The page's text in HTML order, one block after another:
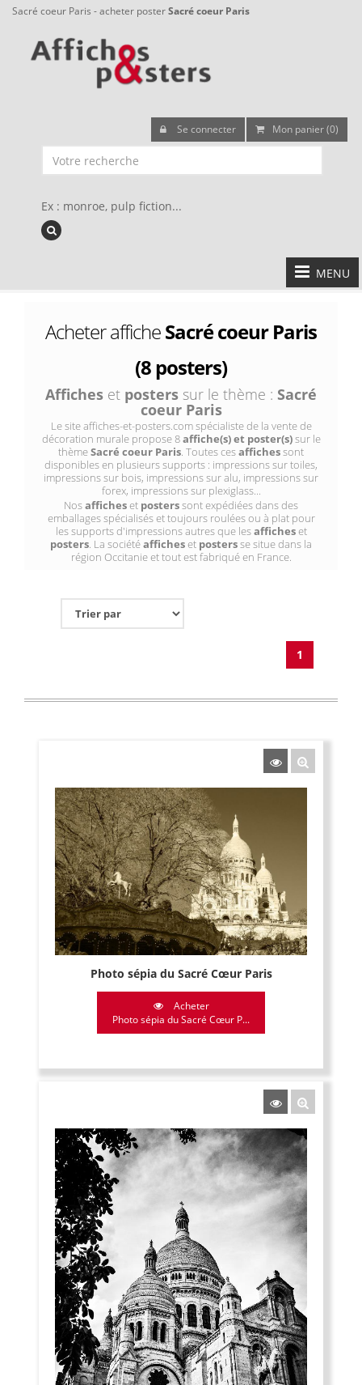
Sacré coeur Paris - acheter posterSacré coeur Paris
Se connecter Mon panier (0)
Ex : monroe, pulp fiction...
MENU
Acheter afficheSacré coeur Paris
(8 posters)
Affiches et posters sur le thème : Sacré
coeur Paris
Le site affiches-et-posters.com spécialiste de la vente de
décoration murale propose 8affiche(s) et poster(s)sur le
thèmeSacré coeur Paris. Toutes cesaffichessont
disponibles en plusieurs supports : impressions sur toiles,
impressions sur bois, impressions sur alu, impressions sur
forex, impressions sur plexiglass...
Nosafficheset posterssont expédiées dans des
emballages spécialisés et toujours roulées ou à plat pour
les supports d'impressions autres que lesafficheset
posters. La sociétéafficheset postersse situe dans la
région Occitanie et tout est fabriqué en France.
1
Photo sépia du Sacré Cœur Paris
Acheter
Photo sépia du Sacré Cœur P...